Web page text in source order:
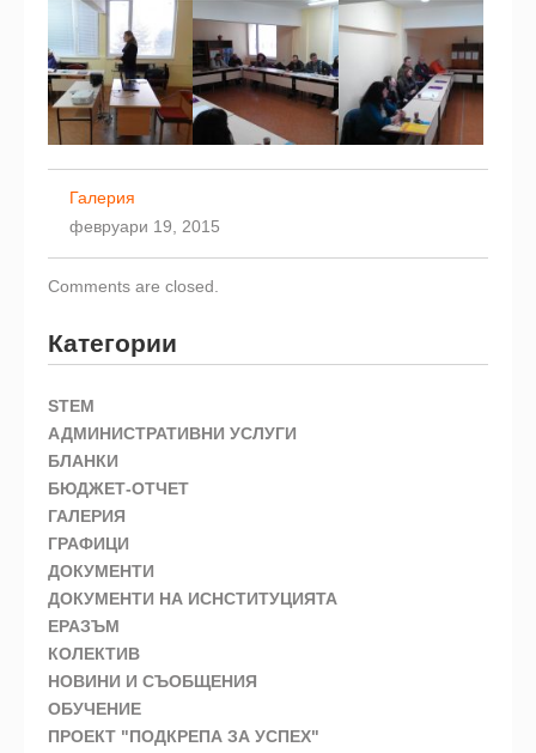
Галерия
февруари 19, 2015
Comments are closed.
Категории
STEM
АДМИНИСТРАТИВНИ УСЛУГИ
БЛАНКИ
БЮДЖЕТ-ОТЧЕТ
ГАЛЕРИЯ
ГРАФИЦИ
ДОКУМЕНТИ
ДОКУМЕНТИ НА ИСНСТИТУЦИЯТА
ЕРАЗЪМ
КОЛЕКТИВ
НОВИНИ И СЪОБЩЕНИЯ
ОБУЧЕНИЕ
ПРОЕКТ "ПОДКРЕПА ЗА УСПЕХ"